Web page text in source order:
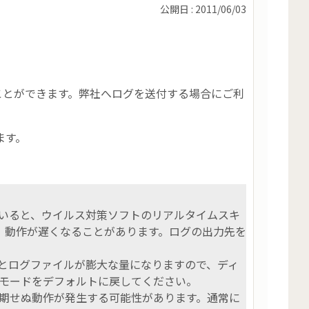
公開日 : 2011/06/03
ができます。弊社へログを送付する場合にご利
。
と、ウイルス対策ソフトのリアルタイムスキ
作が遅くなることがあります。ログの出力先を
グファイルが膨大な量になりますので、ディ
ドをデフォルトに戻してください。
ぬ動作が発生する可能性があります。通常に